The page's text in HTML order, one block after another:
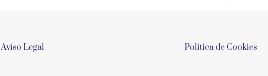
Aviso Legal Política de Cookies